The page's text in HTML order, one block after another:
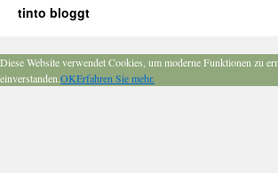
tinto bloggt
Diese Website verwendet Cookies, um moderne Funktionen zu
einverstanden.OKErfahren Sie mehr.